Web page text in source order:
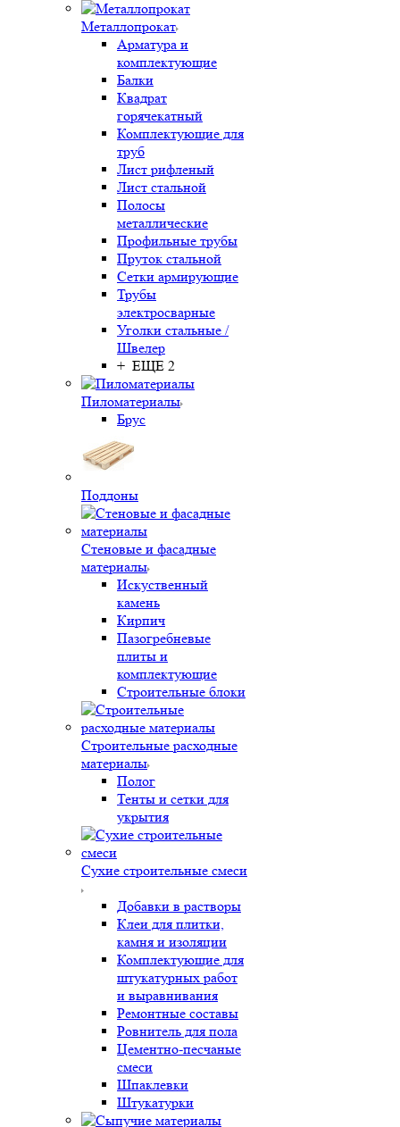
Металлопрокат
Арматура и
комплектующие
Балки
Квадрат
горячекатный
Комплектующие для
труб
Лист рифленый
Лист стальной
Полосы
металлические
Профильные трубы
Пруток стальной
Сетки армирующие
Трубы
электросварные
Уголки стальные /
Швелер
+ ЕЩЕ 2
Пиломатериалы
Брус
Поддоны
Стеновые и фасадные
материалы
Искуственный
камень
Кирпич
Пазогребневые
плиты и
комплектующие
Строительные блоки
Строительные расходные
материалы
Полог
Тенты и сетки для
укрытия
Сухие строительные смеси
Добавки в растворы
Клеи для плитки,
камня и изоляции
Комплектующие для
штукатурных работ
и выравнивания
Ремонтные составы
Ровнитель для пола
Цементно-песчаные
смеси
Шпаклевки
Штукатурки